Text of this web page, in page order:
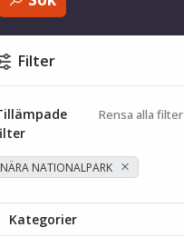
Filter
Rensa alla filter
NÄRA NATIONALPARK
Kategorier